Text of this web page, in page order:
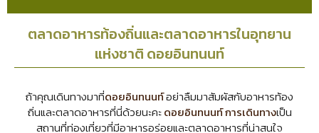
ตลาดอาหารท้องถิ่นและตลาดอาหารในอุทยาน
แห่งชาติ ดอยอินทนนท์
ถ้าคุณเดินทางมาที่ดอยอินทนนท์อย่าลืมมาสัมผัสกับอาหารท้อง
ถิ่นและตลาดอาหารที่นี่ด้วยนะคะดอยอินทนนท์ การเดินทางเป็น
สถานที่ท่องเที่ยวที่มีอาหารอร่อยและตลาดอาหารที่น่าสนใจ